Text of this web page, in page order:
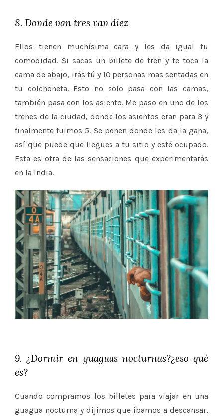
8. Donde van tres van diez
Ellos tienen muchísima cara y les da igual tu
comodidad. Si sacas un billete de tren y te toca la
cama de abajo, irás tú y 10 personas mas sentadas en
tu colchoneta. Esto no solo pasa con las camas,
también pasa con los asiento. Me paso en uno de los
trenes de la ciudad, donde los asientos eran para 3 y
finalmente fuimos 5. Se ponen donde les da la gana,
así que puede que llegues a tu sitio y esté ocupado.
Esta es otra de las sensaciones que experimentarás
en la India.
9. ¿Dormir en guaguas nocturnas?¿eso qué
es?
Cuando compramos los billetes para viajar en una
guagua nocturna y dijimos que íbamos a descansar,